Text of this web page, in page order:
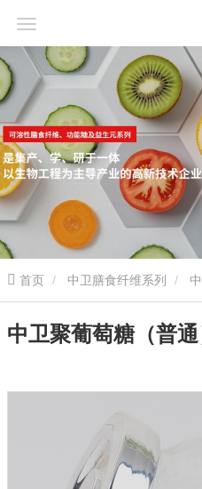
首页 中卫膳食纤维系列
中卫聚葡萄糖（普通